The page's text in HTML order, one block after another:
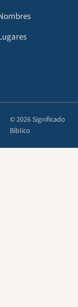
© 2026 Significado
Bíblico